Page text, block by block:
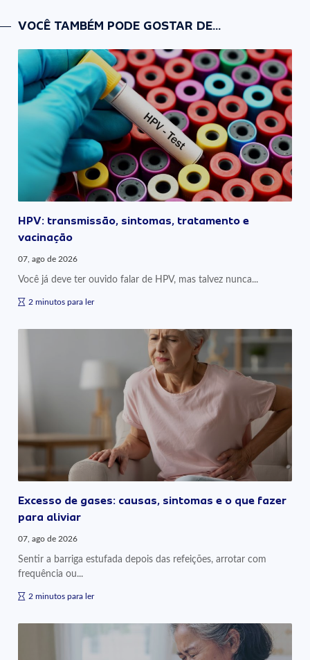
VOCÊ TAMBÉM PODE GOSTAR DE...
HPV: transmissão, sintomas, tratamento e
vacinação
07, ago de 2026
Você já deve ter ouvido falar de HPV, mas talvez nunca...
2 minutos para ler
Excesso de gases: causas, sintomas e o que fazer
para aliviar
07, ago de 2026
Sentir a barriga estufada depois das refeições, arrotar com
frequência ou...
2 minutos para ler